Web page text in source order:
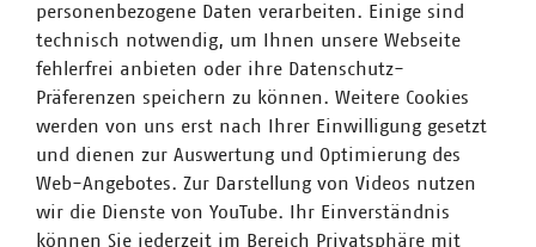
Stefan Luig
personenbezogene Daten verarbeiten. Einige sind
technisch notwendig, um Ihnen unsere Webseite
fehlerfrei anbieten oder ihre Datenschutz-
Präferenzen speichern zu können. Weitere Cookies
werden von uns erst nach Ihrer Einwilligung gesetzt
und dienen zur Auswertung und Optimierung des
Web-Angebotes. Zur Darstellung von Videos nutzen
wir die Dienste von YouTube. Ihr Einverständnis
können Sie jederzeit im Bereich Privatsphäre mit